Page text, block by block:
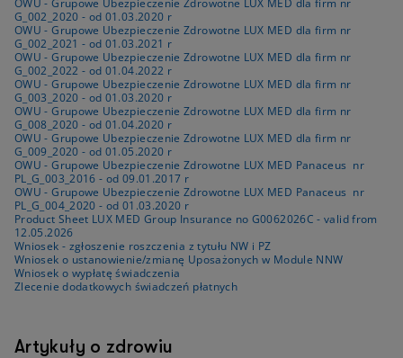
OWU - Grupowe Ubezpieczenie Zdrowotne LUX MED dla firm nr
G_002_2020 - od 01.03.2020 r
OWU - Grupowe Ubezpieczenie Zdrowotne LUX MED dla firm nr
G_002_2021 - od 01.03.2021 r
OWU - Grupowe Ubezpieczenie Zdrowotne LUX MED dla firm nr
G_002_2022 - od 01.04.2022 r
OWU - Grupowe Ubezpieczenie Zdrowotne LUX MED dla firm nr
G_003_2020 - od 01.03.2020 r
OWU - Grupowe Ubezpieczenie Zdrowotne LUX MED dla firm nr
G_008_2020 - od 01.04.2020 r
OWU - Grupowe Ubezpieczenie Zdrowotne LUX MED dla firm nr
G_009_2020 - od 01.05.2020 r
OWU - Grupowe Ubezpieczenie Zdrowotne LUX MED Panaceus nr
PL_G_003_2016 - od 09.01.2017 r
OWU - Grupowe Ubezpieczenie Zdrowotne LUX MED Panaceus nr
PL_G_004_2020 - od 01.03.2020 r
Product Sheet LUX MED Group Insurance no G0062026C - valid from
12.05.2026
Wniosek - zgłoszenie roszczenia z tytułu NW i PZ
Wniosek o ustanowienie/zmianę Uposażonych w Module NNW
Wniosek o wypłatę świadczenia
Zlecenie dodatkowych świadczeń płatnych
Artykuły o zdrowiu